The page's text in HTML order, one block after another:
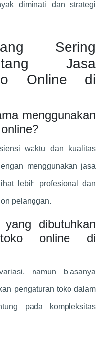
diminati dan strategi
Sering
Jasa
Online di
menggunakan
waktu dan kualitas
menggunakan jasa
lebih profesional dan
pelanggan.
dibutuhkan
online di
namun biasanya
pengaturan toko dalam
pada kompleksitas